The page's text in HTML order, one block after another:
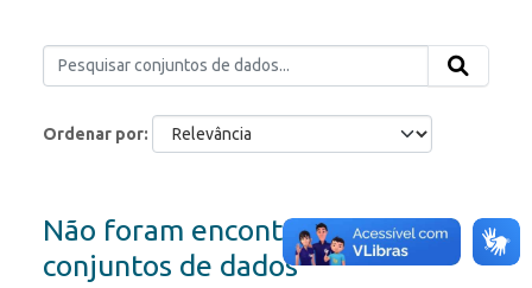
Ordenar por
Não foram encontrados
conjuntos de dados